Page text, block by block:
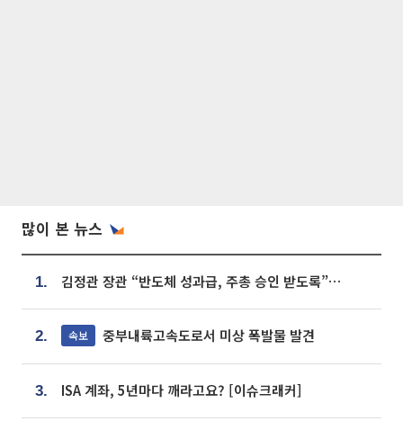
많이 본 뉴스
1. 김정관 장관 “반도체 성과급, 주총 승인 받도록”…상법·자본시장법 개정 시사
2. 속보 중부내륙고속도로서 미상 폭발물 발견
3. ISA 계좌, 5년마다 깨라고요? [이슈크래커]